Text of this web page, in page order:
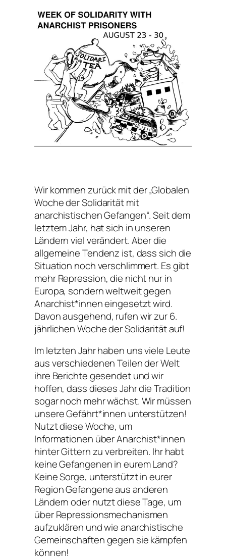
Wir kommen zurück mit der „Globalen
Woche der Solidarität mit
anarchistischen Gefangen“. Seit dem
letztem Jahr, hat sich in unseren
Ländern viel verändert. Aber die
allgemeine Tendenz ist, dass sich die
Situation noch verschlimmert. Es gibt
mehr Repression, die nicht nur in
Europa, sondern weltweit gegen
Anarchist*innen eingesetzt wird.
Davon ausgehend, rufen wir zur 6.
jährlichen Woche der Solidarität auf!
Im letzten Jahr haben uns viele Leute
aus verschiedenen Teilen der Welt
ihre Berichte gesendet und wir
hoffen, dass dieses Jahr die Tradition
sogar noch mehr wächst. Wir müssen
unsere Gefährt*innen unterstützen!
Nutzt diese Woche, um
Informationen über Anarchist*innen
hinter Gittern zu verbreiten. Ihr habt
keine Gefangenen in eurem Land?
Keine Sorge, unterstützt in eurer
Region Gefangene aus anderen
Ländern oder nutzt diese Tage, um
über Repressionsmechanismen
aufzuklären und wie anarchistische
Gemeinschaften gegen sie kämpfen
können!